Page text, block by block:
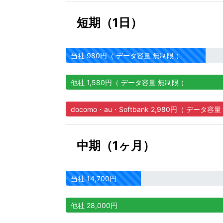
短期（1日）
当社 980円（ データ容量 無制限 ）
他社 1,580円（ データ容量 無制限 ）
docomo・au・Softbank 2,980円（ データ容量
中期（1ヶ月）
当社 14,700円
他社 28,000円